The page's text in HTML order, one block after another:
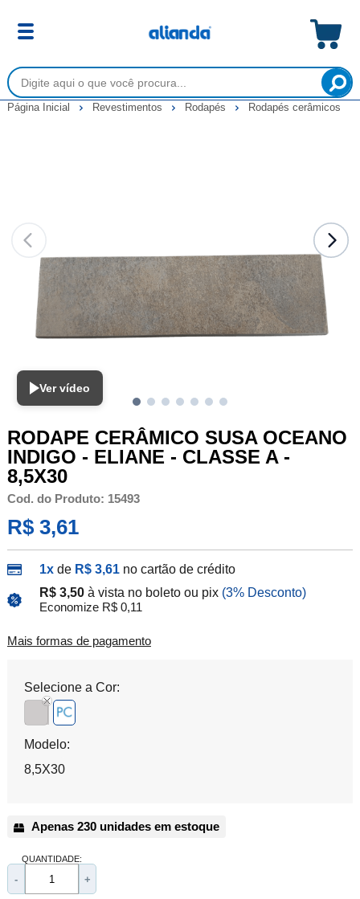
Página Inicial Revestimentos Rodapés Rodapés cerâmicos
Ver vídeo
RODAPE CERÂMICO SUSA OCEANO
INDIGO - ELIANE - CLASSE A -
8,5X30
Cod. do Produto: 15493
R$ 3,61
1xde R$ 3,61 no cartão de crédito
R$ 3,50 à vista no boleto ou pix (3% Desconto)
Economize R$ 0,11
Mais formas de pagamento
Selecione a Cor:
Modelo:
8,5X30
Apenas 230 unidades em estoque
QUANTIDADE:
- +